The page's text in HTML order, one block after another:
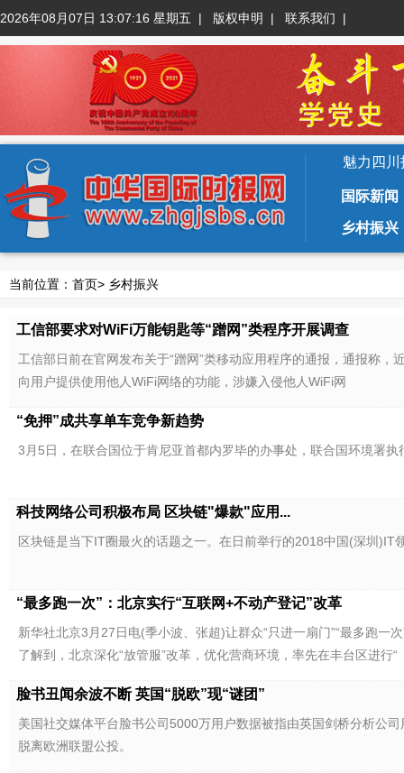
2026年08月07日 13:07:16 星期五 | 版权申明 | 联系我们 |
魅力四川
国际新闻
乡村振兴
当前位置： 首页> 乡村振兴
工信部要求对WiFi万能钥匙等“蹭网”类程序开展调查
工信部日前在官网发布关于“蹭网”类移动应用程序的通报，通报称，
向用户提供使用他人WiFi网络的功能，涉嫌入侵他人WiFi网
“免押”成共享单车竞争新趋势
3月5日，在联合国位于肯尼亚首都内罗毕的办事处，联合国环境署
科技网络公司积极布局 区块链"爆款"应用...
区块链是当下IT圈最火的话题之一。在日前举行的2018中国(深圳
“最多跑一次”：北京实行“互联网+不动产登记”改革
新华社北京3月27日电(季小波、张超)让群众“只进一扇门”“最多跑
了解到，北京深化“放管服”改革，优化营商环境，率先在丰台区进行“
脸书丑闻余波不断 英国“脱欧”现“谜团”
美国社交媒体平台脸书公司5000万用户数据被指由英国剑桥分析公
脱离欧洲联盟公投。